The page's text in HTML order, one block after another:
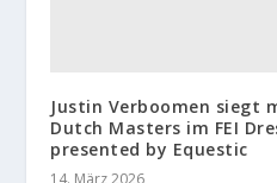
Justin Verboomen siegt
Dutch Masters im FEI
presented by Equestic
14. März 2026